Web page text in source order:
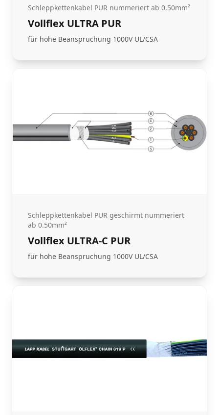
Schleppkettenkabel PUR nummeriert ab 0.50mm²
Vollflex ULTRA PUR
für hohe Beanspruchung 1000V UL/CSA
Schleppkettenkabel PUR geschirmt nummeriert
ab 0.50mm²
Vollflex ULTRA-C PUR
für hohe Beanspruchung 1000V UL/CSA